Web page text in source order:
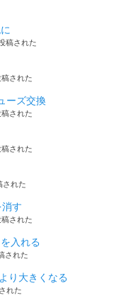
稿された
された
ーズ交換
された
された
された
す
された
入れる
された
り大きくなる
れた